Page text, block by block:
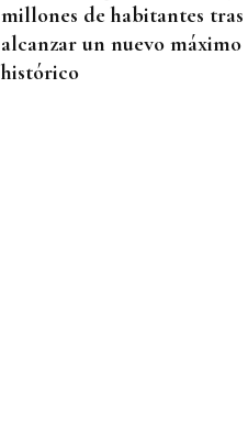
millones de habitantes tras
alcanzar un nuevo máximo
histórico